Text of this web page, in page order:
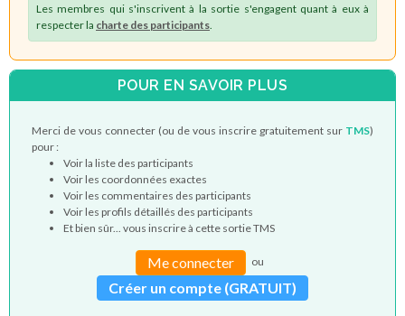
Les membres qui s'inscrivent à la sortie s'engagent quant à eux à
respecter la charte des participants
POUR EN SAVOIR PLUS
Merci de vous connecter (ou de vous inscrire gratuitement sur TMS)
pour :
Voir la liste des participants
Voir les coordonnées exactes
Voir les commentaires des participants
Voir les profils détaillés des participants
Et bien sûr... vous inscrire à cette sortie TMS
Me connecter ou
Créer un compte (GRATUIT)